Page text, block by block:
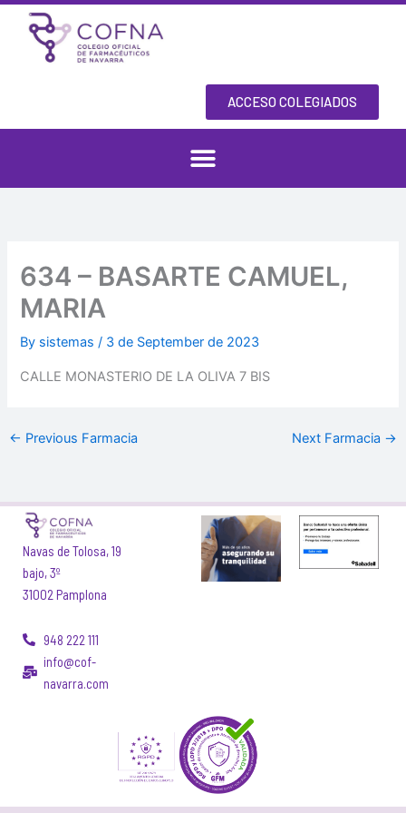
Skip
content
ACCESO COLEGIADOS
634 – BASARTE CAMUEL,
MARIA
By sistemas/ 3 de September de 2023
CALLE MONASTERIO DE LA OLIVA 7 BIS
← Previous Farmacia Next Farmacia →
Navas de Tolosa, 19
bajo, 3º
31002 Pamplona
948 222 111
info@cof-
navarra.com